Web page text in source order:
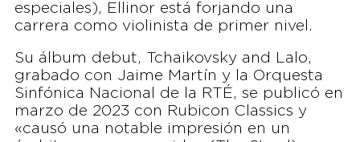
especiales), Ellinor está forjando una
carrera como violinista de primer nivel.
Su álbum debut, Tchaikovsky and Lalo,
grabado con Jaime Martín y la Orquesta
Sinfónica Nacional de la RTÉ, se publicó en
marzo de 2023 con Rubicon Classics y
«causó una notable impresión en un